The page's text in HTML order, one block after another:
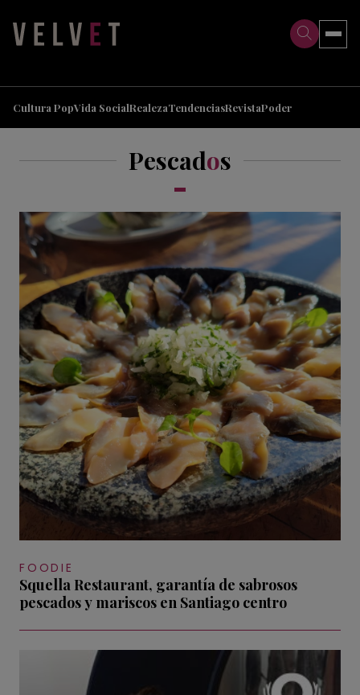
Cultura PopVida SocialRealezaTendenciasRevistaPoder
Pescados
FOODIE
Squella Restaurant, garantía de sabrosos
pescados y mariscos en Santiago centro